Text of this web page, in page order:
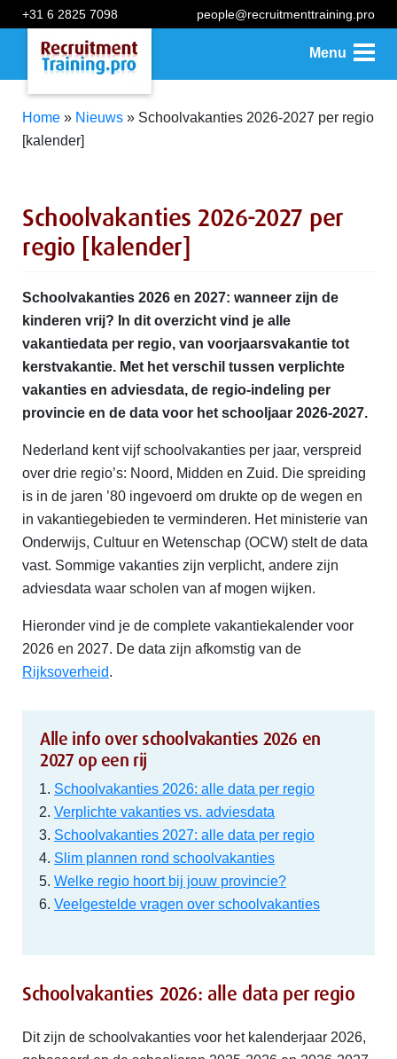
+31 6 2825 7098 people@recruitmenttraining.pro
Menu
Home » Nieuws » Schoolvakanties 2026-2027 per regio
[kalender]
Schoolvakanties 2026-2027 per
regio [kalender]
Schoolvakanties 2026 en 2027: wanneer zijn de
kinderen vrij? In dit overzicht vind je alle
vakantiedata per regio, van voorjaarsvakantie tot
kerstvakantie. Met het verschil tussen verplichte
vakanties en adviesdata, de regio-indeling per
provincie en de data voor het schooljaar 2026-2027.
Nederland kent vijf schoolvakanties per jaar, verspreid
over drie regio’s: Noord, Midden en Zuid. Die spreiding
is in de jaren ’80 ingevoerd om drukte op de wegen en
in vakantiegebieden te verminderen. Het ministerie van
Onderwijs, Cultuur en Wetenschap (OCW) stelt de data
vast. Sommige vakanties zijn verplicht, andere zijn
adviesdata waar scholen van af mogen wijken.
Hieronder vind je de complete vakantiekalender voor
2026 en 2027. De data zijn afkomstig van de
Rijksoverheid.
Alle info over schoolvakanties 2026 en
2027 op een rij
Schoolvakanties 2026: alle data per regio
Verplichte vakanties vs. adviesdata
Schoolvakanties 2027: alle data per regio
Slim plannen rond schoolvakanties
Welke regio hoort bij jouw provincie?
Veelgestelde vragen over schoolvakanties
Schoolvakanties 2026: alle data per regio
Dit zijn de schoolvakanties voor het kalenderjaar 2026,